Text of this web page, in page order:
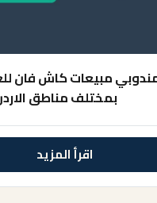
مبيعات كاش فان
بمختلف مناطق
اقرأ المزيد